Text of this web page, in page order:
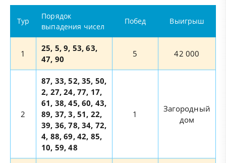
Тур
Порядок
выпадения чисел
Побед Выигрыш
1
25, 5, 9, 53, 63,
47, 90
5 42 000
2
87, 33, 52, 35, 50,
2, 27, 24, 77, 17,
61, 38, 45, 60, 43,
89, 37, 3, 51, 22,
39, 36, 78, 34, 72,
4, 88, 69, 42, 85,
10, 59, 48
1
Загородный
дом